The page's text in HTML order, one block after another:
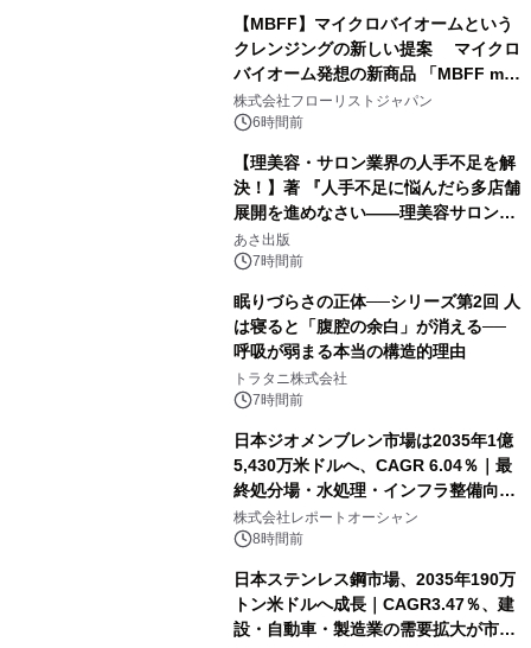
【MBFF】マイクロバイオームという
クレンジングの新しい提案 マイクロ
バイオーム発想の新商品 「MBFF mb
クレンジングPRO」を2026年8月6日
発売
株式会社フローリストジャパン
6時間前
【理美容・サロン業界の人手不足を解
決！】著 『人手不足に悩んだら多店舗
展開を進めなさい――理美容サロン
「多店舗展開」の教科書』2026年8月
24日（月）発売
あさ出版
7時間前
眠りづらさの正体──シリーズ第2回 人
は寝ると「腹腔の余白」が消える──
呼吸が弱まる本当の構造的理由
トラタニ株式会社
7時間前
日本ジオメンブレン市場は2035年1億
5,430万米ドルへ、CAGR 6.04％｜最
終処分場・水処理・インフラ整備向け
需要拡大
株式会社レポートオーシャン
8時間前
日本ステンレス鋼市場、2035年190万
トン米ドルへ成長｜CAGR3.47％、建
設・自動車・製造業の需要拡大が市場